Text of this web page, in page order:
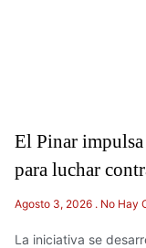
El Pinar
para luchar
Agosto 3, 2026 No Hay
La iniciativa se